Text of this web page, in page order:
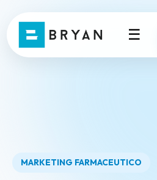
☰
MARKETING FARMACEUTICO